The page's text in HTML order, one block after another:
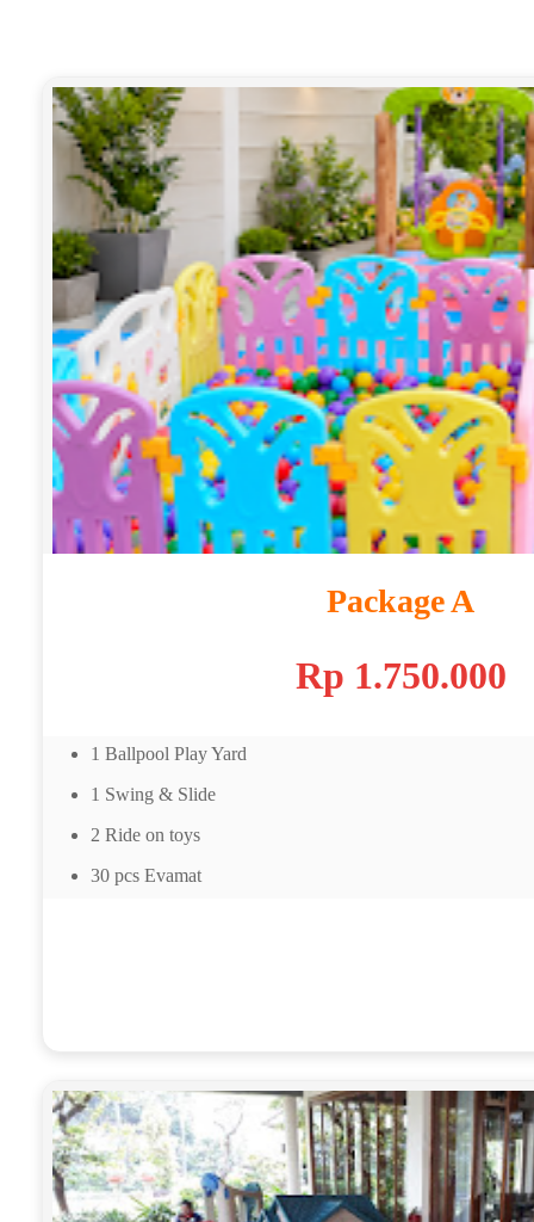
Package A
Rp 1.750.000
1 Ballpool Play Yard
1 Swing & Slide
2 Ride on toys
30 pcs Evamat